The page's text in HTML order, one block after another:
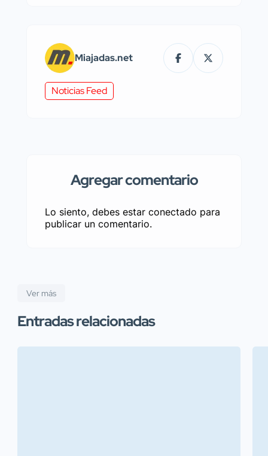
Miajadas.net
Noticias Feed
Agregar comentario
Lo siento, debes estar conectado para
publicar un comentario.
Ver más
Entradas relacionadas